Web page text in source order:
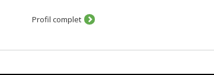
Profil complet